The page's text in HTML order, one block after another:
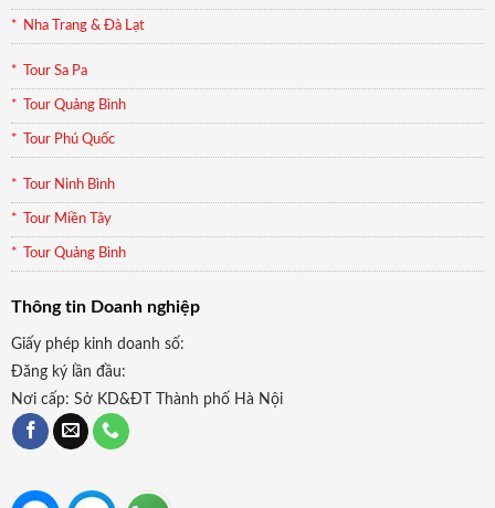
Nha Trang & Đà Lạt
Tour Sa Pa
Tour Quảng Bình
Tour Phú Quốc
Tour Ninh Bình
Tour Miền Tây
Tour Quảng Bình
Thông tin Doanh nghiệp
Giấy phép kinh doanh số:
Đăng ký lần đầu:
Nơi cấp: Sở KD&ĐT Thành phố Hà Nội